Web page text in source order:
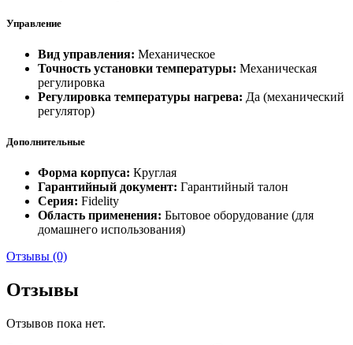
Управление
Вид управления: Механическое
Точность установки температуры: Механическая
регулировка
Регулировка температуры нагрева: Да (механический
регулятор)
Дополнительные
Форма корпуса: Круглая
Гарантийный документ: Гарантийный талон
Серия: Fidelity
Область применения: Бытовое оборудование (для
домашнего использования)
Отзывы (0)
Отзывы
Отзывов пока нет.